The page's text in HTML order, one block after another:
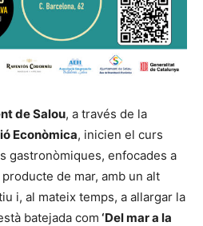
de Salou, a través de la
Econòmica, inicien el curs
gastronòmiques, enfocades a
de mar, amb un alt
i, al mateix temps, a allargar la
batejada com ‘Del mar a la